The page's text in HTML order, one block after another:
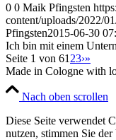
0 0 Maik Pfingsten
content/uploads/2022/
Pfingsten2015-06-30
Ich bin mit einem
Seite 1 von 61 23›»
Made in Cologne with
Nach oben scrollen
Diese Seite verwendet
nutzen, stimmen Sie